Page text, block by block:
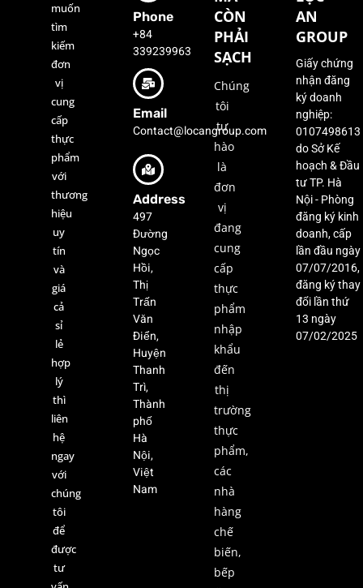
muốn
tìm
kiếm
đơn
vị
cung
cấp
thực
phẩm
với
thương
hiệu
uy
tín
và
giá
cả
sỉ
lẻ
hợp
lý
thì
liên
hệ
ngay
với
chúng
tôi
để
được
tư
Phone
+84
339239963
Email
Contact@locangroup.com
Address
497
Đường
Ngọc
Hồi,
Thị
Trấn
Văn
Điển,
Huyện
Thanh
Trì,
Thành
phố
Hà
Nội,
Việt
Nam
CÒN
PHẢI
SẠCH
Chúng
tôi
tự
hào
là
đơn
vị
đang
cung
cấp
thực
phẩm
nhập
khẩu
đến
thị
trường
thực
phẩm,
các
nhà
hàng
chế
biến,
bếp
AN
GROUP
Giấy chứng
nhận đăng
ký doanh
nghiệp:
0107498613
do Sở Kế
hoạch & Đầu
tư TP. Hà
Nội - Phòng
đăng ký kinh
doanh, cấp
lần đầu ngày
07/07/2016,
đăng ký thay
đổi lần thứ
13 ngày
07/02/2025